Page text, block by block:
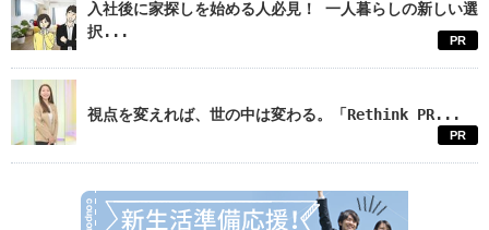
入社後に家探しを始める人必見！ 一人暮らしの新しい選
択...
PR
視点を変えれば、世の中は変わる。「Rethink PR...
PR